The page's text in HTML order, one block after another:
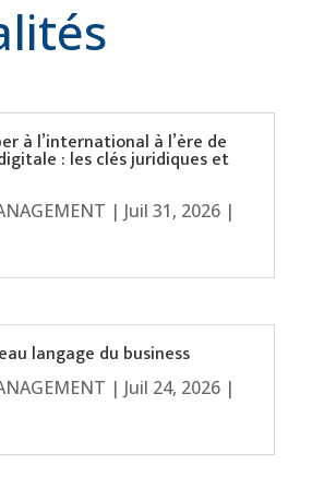
à l’international à l’ère de
: les clés juridiques et
| Juil 31, 2026|
langage du business
| Juil 24, 2026|